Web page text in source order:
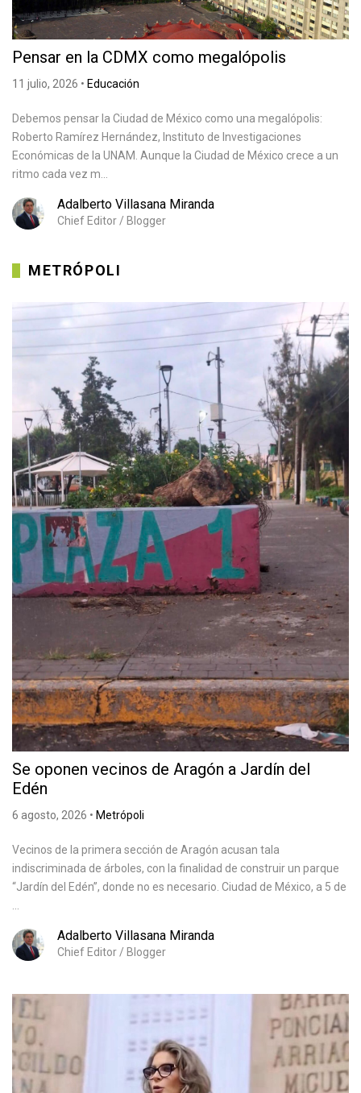
Pensar en la CDMX como megalópolis
11 julio, 2026 • Educación
Debemos pensar la Ciudad de México como una megalópolis:
Roberto Ramírez Hernández, Instituto de Investigaciones
Económicas de la UNAM. Aunque la Ciudad de México crece a un
ritmo cada vez m...
Adalberto Villasana Miranda
Chief Editor / Blogger
METRÓPOLI
Se oponen vecinos de Aragón a Jardín del
Edén
6 agosto, 2026 • Metrópoli
Vecinos de la primera sección de Aragón acusan tala
indiscriminada de árboles, con la finalidad de construir un parque
“Jardín del Edén”, donde no es necesario. Ciudad de México, a 5 de
Adalberto Villasana Miranda
Chief Editor / Blogger